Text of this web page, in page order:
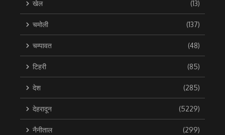
खेल (13)
चमोली (137)
चम्पावत (48)
टिहरी (85)
देश (285)
देहरादून (5229)
नैनीताल (299)